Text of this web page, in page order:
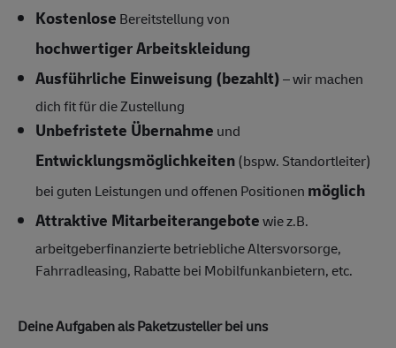
Kostenlose Bereitstellung von
hochwertiger Arbeitskleidung
Ausführliche Einweisung (bezahlt)– wir machen
dich fit für die Zustellung
Unbefristete Übernahme und
Entwicklungsmöglichkeiten(bspw. Standortleiter)
bei guten Leistungen und offenen Positionen möglich
Attraktive Mitarbeiterangebotewie z.B.
arbeitgeberfinanzierte betriebliche Altersvorsorge,
Fahrradleasing, Rabatte bei Mobilfunkanbietern, etc.
Deine Aufgaben als Paketzusteller bei uns